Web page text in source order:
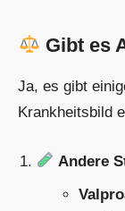
Gibt es
Ja, es gibt
Krankheitsbild
Andere